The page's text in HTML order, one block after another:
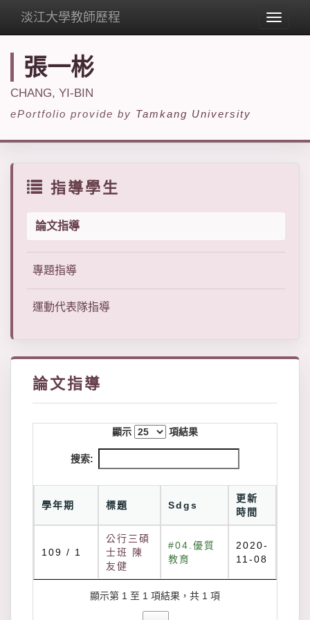
Toggle
淡江大學教師歷程
張一彬
CHANG, YI-BIN
ePortfolio provide by Tamkang University
指導學生
論文指導
專題指導
運動代表隊指導
論文指導
顯示 項結果
搜索:
學年期 標題 Sdgs
更新
時間
109 / 1
公行三碩
士班 陳
友健
#04.優質
教育
2020-
11-08
顯示第 1 至 1 項結果，共 1 項